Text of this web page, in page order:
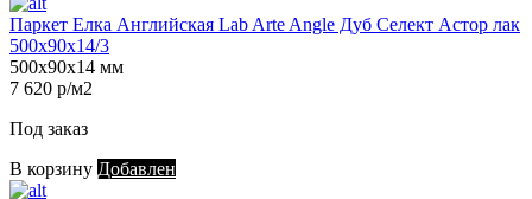
Паркет Елка Английская Lab Arte Angle Дуб Селект Астор лак
500х90х14/3
500х90х14 мм
7 620 р/м2
Под заказ
В корзину Добавлен